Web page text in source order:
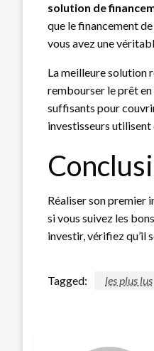
solution de
que le financement
vous avez une
La meilleure solution
rembourser le prêt en
suffisants pour
investisseurs utilisent
Réaliser son premier
si vous suivez les
investir, vérifiez qu’il
Tagged: les plus lus